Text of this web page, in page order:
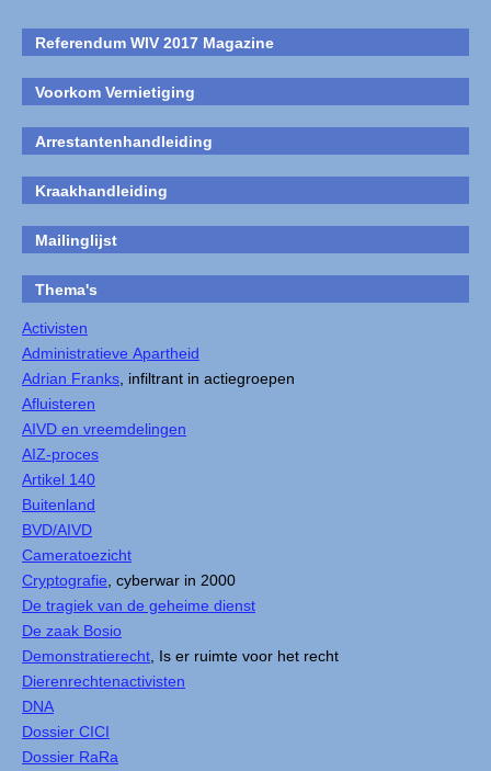
Referendum WIV 2017 Magazine
Voorkom Vernietiging
Arrestantenhandleiding
Kraakhandleiding
Mailinglijst
Thema's
Activisten
Administratieve Apartheid
Adrian Franks , infiltrant in actiegroepen
Afluisteren
AIVD en vreemdelingen
AIZ-proces
Artikel 140
Buitenland
BVD/AIVD
Cameratoezicht
Cryptografie , cyberwar in 2000
De tragiek van de geheime dienst
De zaak Bosio
Demonstratierecht , Is er ruimte voor het recht
Dierenrechtenactivisten
DNA
Dossier CICI
Dossier RaRa